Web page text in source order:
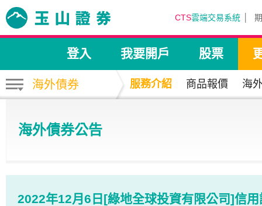
CTS雲端交易系統
登入 我要開戶 股票
海外債券 服務介紹 商品報價 海
海外債券公告
2022年12月6日[綠地全球投資有限公司]信用